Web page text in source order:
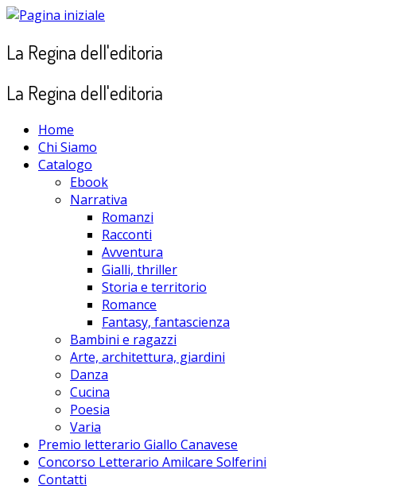
Passa
contenuto
La Regina dell'editoria
La Regina dell'editoria
Home
Chi Siamo
Catalogo
Ebook
Narrativa
Romanzi
Racconti
Avventura
Gialli, thriller
Storia e territorio
Romance
Fantasy, fantascienza
Bambini e ragazzi
Arte, architettura, giardini
Danza
Cucina
Poesia
Varia
Premio letterario Giallo Canavese
Concorso Letterario Amilcare Solferini
Contatti